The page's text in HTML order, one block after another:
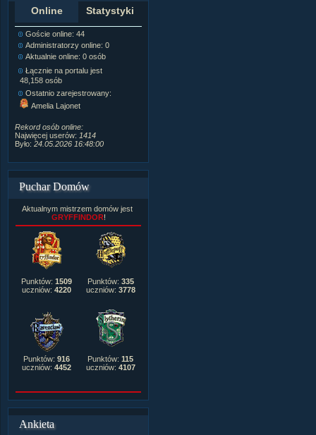
Online Statystyki
Goście online: 44
Administratorzy online: 0
Aktualnie online: 0 osób
Łącznie na portalu jest
48,158 osób
Ostatnio zarejestrowany:
Amelia Lajonet
Rekord osób online:
Najwięcej userów: 1414
Było: 24.05.2026 16:48:00
Puchar Domów
Aktualnym mistrzem domów jest
GRYFFINDOR!
Punktów: 1509
uczniów: 4220
Punktów: 335
uczniów: 3778
Punktów: 916
uczniów: 4452
Punktów: 115
uczniów: 4107
Ankieta